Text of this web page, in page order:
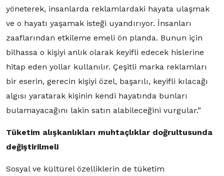
yöneterek, insanlarda reklamlardaki hayata ulaşmak
ve o hayatı yaşamak isteği uyandırıyor. İnsanları
zaaflarından etkileme emeli ön planda. Bunun için
bilhassa o kişiyi anlık olarak keyifli edecek hislerine
hitap eden yollar kullanılır. Çeşitli marka reklamları
bir eserin, gerecin kişiyi özel, başarılı, keyifli kılacağı
algısı yaratarak kişinin kendi hayatında bunları
bulamayacağını lakin satın alabileceğini vurgular.”
Tüketim alışkanlıkları muhtaçlıklar doğrultusunda
değiştirilmeli
Sosyal ve kültürel özelliklerin de tüketim